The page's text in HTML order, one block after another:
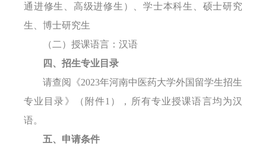
通进修生、高级进修生）
、学士本科生、硕士研究
生、博士研究生
（二） 授课语言：汉语
四、招生专业 目录
请查阅 《2023年河南中医药大学外国留学生招生
专业目录》（附件1 ）
，所有专业授课语言均为汉
语。
五、申请条件